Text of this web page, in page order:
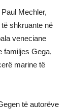
Mechler,
shkruante në
veneciane
familjes Gega,
marine tё
të autorëve